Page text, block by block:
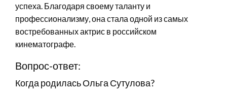
успеха. Благодаря своему таланту и
профессионализму, она стала одной из самых
востребованных актрис в российском
кинематографе.
Вопрос-ответ:
Когда родилась Ольга Сутулова?